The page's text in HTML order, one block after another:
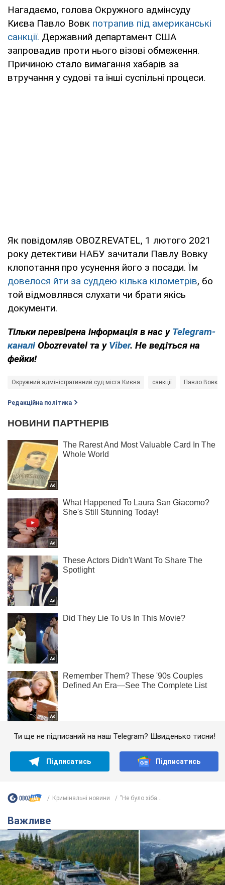
Нагадаємо, голова Окружного адмінсуду
Києва Павло Вовк потрапив під американські
санкції. Державний департамент США
запровадив проти нього візові обмеження.
Причиною стало вимагання хабарів за
втручання у судові та інші суспільні процеси.
Як повідомляв OBOZREVATEL, 1 лютого 2021
року детективи НАБУ зачитали Павлу Вовку
клопотання про усунення його з посади. Їм
довелося йти за суддею кілька кілометрів, бо
той відмовлявся слухати чи брати якісь
документи.
Тільки перевірена інформація в нас у Telegram-
каналі Obozrevatel та у Viber. Не ведіться на
фейки!
Окружний адміністративний суд міста Києва санкції Павло Вовк
Редакційна політика
Ти ще не підписаний на наш Telegram? Швиденько тисни!
Підписатись Підписатись
Кримінальні новини "Не було хіба...
Важливе